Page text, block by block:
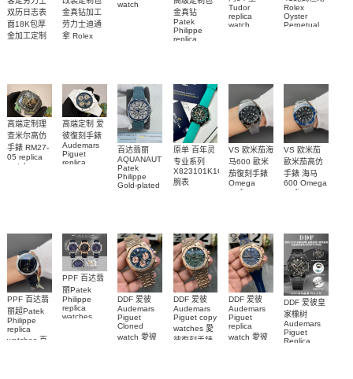
双历日志表
面18K包厚
金加工定制
watch
金真钻加工
劳力士迪通
拿 Rolex
diamonds
m126508-
0003腕表
watch
金真钻
Patek
Philippe
replica
011復刻手錶
腕表
Tudor
replica
watch
Rolex
Oyster
Perpetual
高端定制理
查米尔高仿
手錶 RM27-
05 replica
watch
高端定制 爱
彼復刻手錶
Audemars
Piguet
replica
26579CB.OO.1225CB.01
百达翡丽
AQUANAUT
Patek
Philippe
Gold-plated
001包金真
钻 腕表
原单 百年灵
专业系列
X823101K1C1S1
腕表
VS 欧米茄海
马600 歐米
茄復刻手錶
Omega
replica
VS 欧米茄
歐米茄高仿
手錶 海马
600 Omega
replica
PPF 百达翡
丽超Patek
Philippe
replica
watches 百
PPF 百达翡
丽Patek
Philippe
replica
watches
DDF 爱彼
Audemars
Piguet
Cloned
watch 愛彼
DDF 爱彼
Audemars
Piguet copy
watches 愛
彼復刻手錶
DDF 爱彼
Audemars
Piguet
replica
watch 愛彼
DDF 爱彼皇
家橡树
Audemars
Piguet
Replica